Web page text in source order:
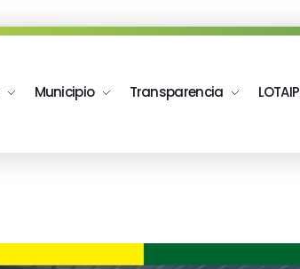
Municipio Transparencia LOTAIP